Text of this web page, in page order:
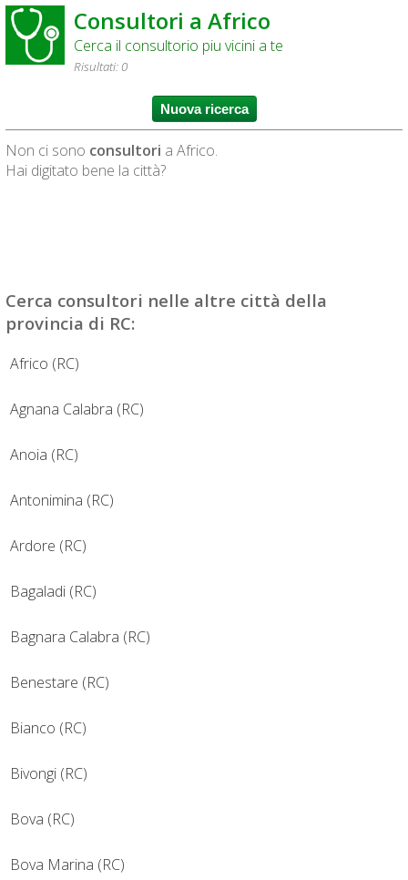
Consultori a Africo
Cerca il consultorio piu vicini a te
Risultati: 0
Non ci sono consultori a Africo.
Hai digitato bene la città?
Cerca consultori nelle altre città della
provincia di RC:
Africo (RC)
Agnana Calabra (RC)
Anoia (RC)
Antonimina (RC)
Ardore (RC)
Bagaladi (RC)
Bagnara Calabra (RC)
Benestare (RC)
Bianco (RC)
Bivongi (RC)
Bova (RC)
Bova Marina (RC)